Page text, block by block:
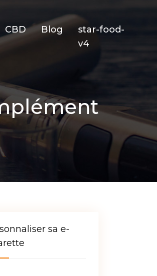
CBD Blog
star-food-
v4
sa e-